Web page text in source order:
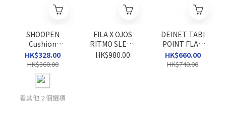
SHOOPEN
Cushion
Wallaby Mule
Clogs
HK$328.00
HK$360.00
看其他 2 個選項
FILA X OJOS
RITMO SLEEK
VC
HK$980.00
DEINET TABI
POINT FLAT
SHOES
HK$660.00
HK$740.00